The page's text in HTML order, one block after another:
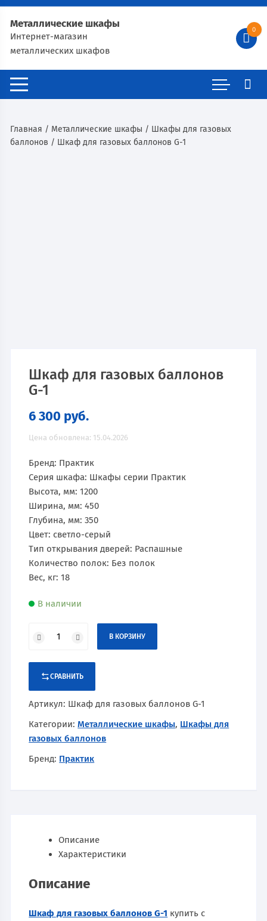
Металлические шкафы
Интернет-магазин
металлических шкафов
0
Главная / Металлические шкафы / Шкафы для газовых
баллонов / Шкаф для газовых баллонов G-1
Шкаф для газовых баллонов
G-1
6 300 руб.
Цена обновлена: 15.04.2026
Бренд: Практик
Серия шкафа: Шкафы серии Практик
Высота, мм: 1200
Ширина, мм: 450
Глубина, мм: 350
Цвет: светло-серый
Тип открывания дверей: Распашные
Количество полок: Без полок
Вес, кг: 18
В наличии
В КОРЗИНУ
СРАВНИТЬ
Артикул: Шкаф для газовых баллонов G-1
Категории:Металлические шкафы, Шкафы для
газовых баллонов
Бренд: Практик
Описание
Характеристики
Описание
Шкаф для газовых баллонов G-1 купить с